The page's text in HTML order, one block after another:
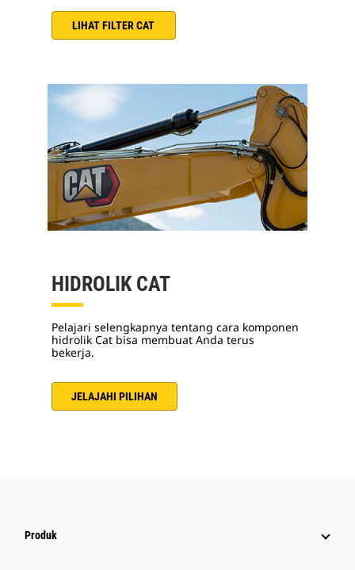
LIHAT FILTER CAT
HIDROLIK CAT
Pelajari selengkapnya tentang cara komponen
hidrolik Cat bisa membuat Anda terus
bekerja.
JELAJAHI PILIHAN
Produk